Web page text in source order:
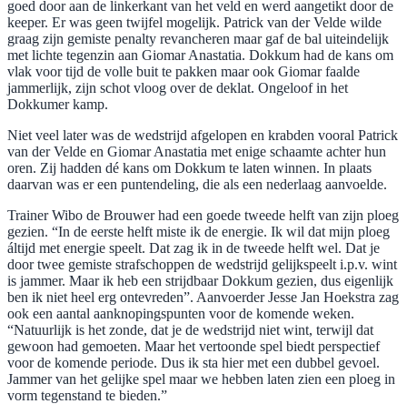
goed door aan de linkerkant van het veld en werd aangetikt door de
keeper. Er was geen twijfel mogelijk. Patrick van der Velde wilde
graag zijn gemiste penalty revancheren maar gaf de bal uiteindelijk
met lichte tegenzin aan Giomar Anastatia. Dokkum had de kans om
vlak voor tijd de volle buit te pakken maar ook Giomar faalde
jammerlijk, zijn schot vloog over de deklat. Ongeloof in het
Dokkumer kamp.
Niet veel later was de wedstrijd afgelopen en krabden vooral Patrick
van der Velde en Giomar Anastatia met enige schaamte achter hun
oren. Zij hadden dé kans om Dokkum te laten winnen. In plaats
daarvan was er een puntendeling, die als een nederlaag aanvoelde.
Trainer Wibo de Brouwer had een goede tweede helft van zijn ploeg
gezien. “In de eerste helft miste ik de energie. Ik wil dat mijn ploeg
áltijd met energie speelt. Dat zag ik in de tweede helft wel. Dat je
door twee gemiste strafschoppen de wedstrijd gelijkspeelt i.p.v. wint
is jammer. Maar ik heb een strijdbaar Dokkum gezien, dus eigenlijk
ben ik niet heel erg ontevreden”. Aanvoerder Jesse Jan Hoekstra zag
ook een aantal aanknopingspunten voor de komende weken.
“Natuurlijk is het zonde, dat je de wedstrijd niet wint, terwijl dat
gewoon had gemoeten. Maar het vertoonde spel biedt perspectief
voor de komende periode. Dus ik sta hier met een dubbel gevoel.
Jammer van het gelijke spel maar we hebben laten zien een ploeg in
vorm tegenstand te bieden.”